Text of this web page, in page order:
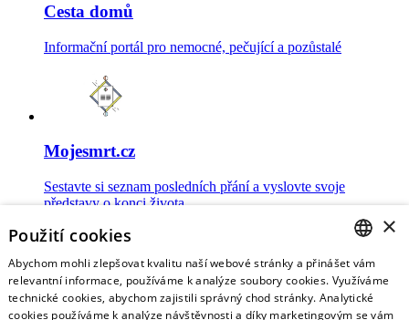
Cesta domů
Informační portál pro nemocné, pečující a pozůstalé
Mojesmrt.cz
Sestavte si seznam posledních přání a vyslovte svoje
představy o konci života
Data o umírání
CZECH
ENGLISH
×
Použití cookies
Abychom mohli zlepšovat kvalitu naší webové stránky a přinášet vám
relevantní informace, používáme k analýze soubory cookies. Využíváme
technické cookies, abychom zajistili správný chod stránky. Analytické
cookies používáme k analýze návštěvnosti a díky marketingovým se vám